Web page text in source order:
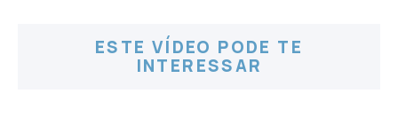
ESTE VÍDEO PODE TE
INTERESSAR